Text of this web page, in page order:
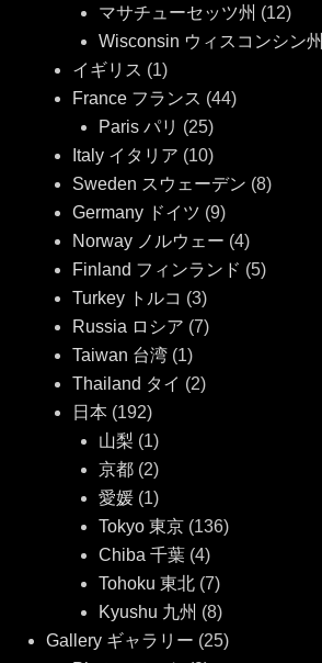
マサチューセッツ州 (12)
Wisconsin ウィスコンシン州
イギリス (1)
France フランス (44)
Paris パリ (25)
Italy イタリア (10)
Sweden スウェーデン (8)
Germany ドイツ (9)
Norway ノルウェー (4)
Finland フィンランド (5)
Turkey トルコ (3)
Russia ロシア (7)
Taiwan 台湾(1)
Thailand タイ (2)
日本 (192)
山梨 (1)
京都(2)
愛媛(1)
Tokyo 東京(136)
Chiba 千葉(4)
Tohoku 東北(7)
Kyushu 九州 (8)
Gallery ギャラリー (25)